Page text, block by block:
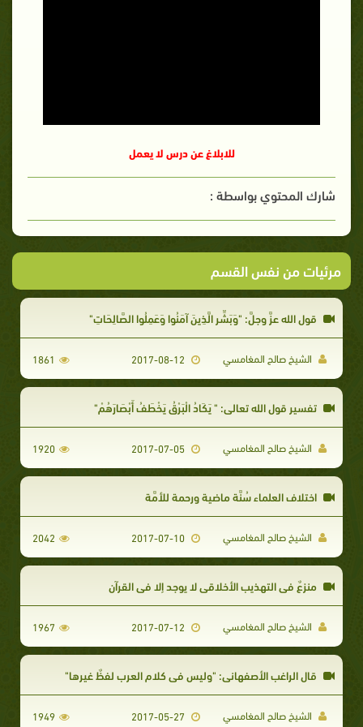
للابلاغ عن درس لا يعمل
شارك المحتوي بواسطة :
مرئيات من نفس القسم
قول الله عزَّ وجلَّ: "وَبَشِّرِ الَّذِينَ آمَنُوا وَعَمِلُوا الصَّالِحَاتِ"
الشيخ صالح المغامسي 1861
تفسير قول الله تعالى: " يَكَادُ الْبَرْقُ يَخْطَفُ أَبْصَارَهُمْ"
الشيخ صالح المغامسي 2017-07-05
1920
اختلاف العلماء سُنَّة ماضية ورحمة للأمَّة
الشيخ صالح المغامسي 2017-07-10
2042
منزعٌ في التهذيب الأخلاقي لا يوجد إلا في القرآن
الشيخ صالح المغامسي 1967
قال الراغب الأصفهاني: "وليس في كلام العرب لفظٌ غيرها"
الشيخ صالح المغامسي 1949